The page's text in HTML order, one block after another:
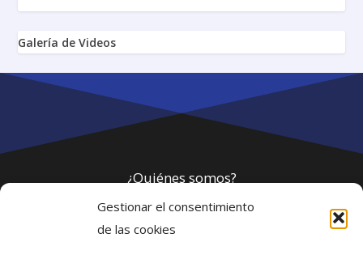
Gestionar el consentimiento
de las cookies
Galería de Videos
¿Quiénes somos?
Política de privacidad